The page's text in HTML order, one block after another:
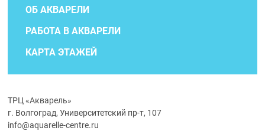
ОБ АКВАРЕЛИ
РАБОТА В АКВАРЕЛИ
КАРТА ЭТАЖЕЙ
ТРЦ «Акварель»
г. Волгоград, Университетский пр-т, 107
info@aquarelle-centre.ru